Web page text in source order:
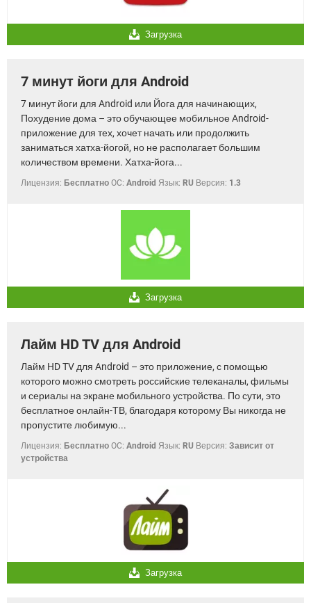
Загрузка
7 минут йоги для Android
7 минут йоги для Android или Йога для начинающих,
Похудение дома – это обучающее мобильное Android-
приложение для тех, хочет начать или продолжить
заниматься хатха-йогой, но не располагает большим
количеством времени. Хатха-йога...
Лицензия: Бесплатно OC: Android Язык: RU Версия: 1.3
Загрузка
Лайм HD TV для Android
Лайм HD TV для Android – это приложение, с помощью
которого можно смотреть российские телеканалы, фильмы
и сериалы на экране мобильного устройства. По сути, это
бесплатное онлайн-ТВ, благодаря которому Вы никогда не
пропустите любимую...
Лицензия: Бесплатно OC: Android Язык: RU Версия: Зависит от
устройства
Загрузка